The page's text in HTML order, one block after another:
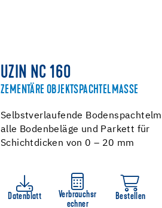
UZIN NC 160
ZEMENTÄRE OBJEKTSPACHTELMASSE
Selbstverlaufende
alle Bodenbeläge und Parkett für
Schichtdicken von 0 – 20 mm
Datenblatt
Verbrauchsr
echner
Bestellen